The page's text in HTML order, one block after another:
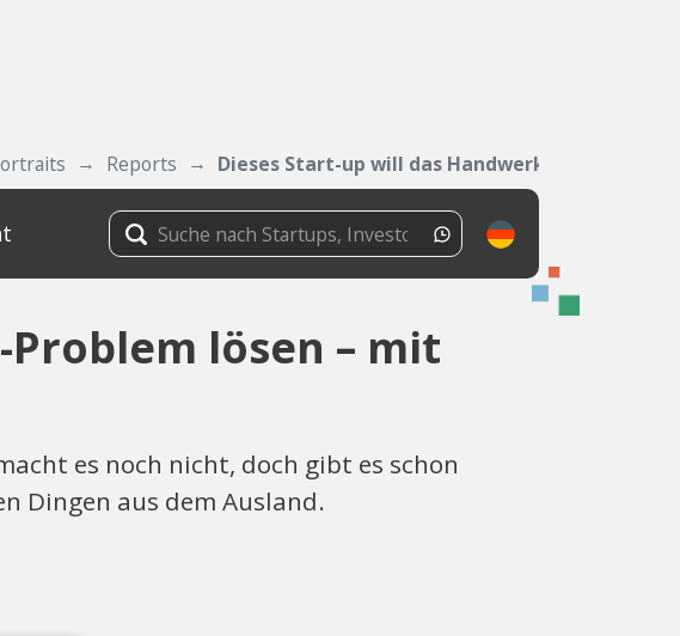
Reports Dieses Start-up will das Handwerker-Problem...
lösen – mit
es noch nicht, doch gibt es schon
Dingen aus dem Ausland.